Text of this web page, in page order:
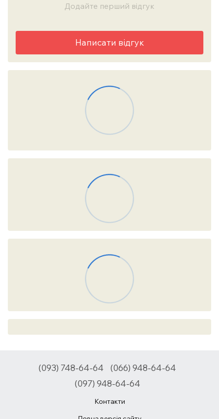
Додайте перший відгук
Написати відгук
(093) 748-64-64
(066) 948-64-64
(097) 948-64-64
Контакти